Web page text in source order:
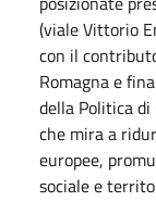
(viale Vittorio
con il
Romagna e
della Politica
che mira a
europee,
sociale e